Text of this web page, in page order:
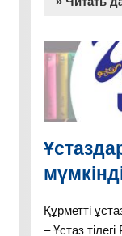
Бағалау
Құрметті
– Ұстаз